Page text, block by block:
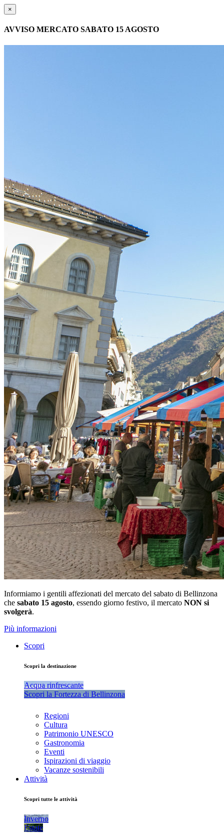
×
AVVISO MERCATO SABATO 15 AGOSTO
Informiamo i gentili affezionati del mercato del sabato di Bellinzona
che sabato 15 agosto, essendo giorno festivo, il mercato NON si
svolgerà.
Più informazioni
Scopri
Scopri la destinazione
Acqua rinfrescante
Scopri la Fortezza di Bellinzona
Regioni
Cultura
Patrimonio UNESCO
Gastronomia
Eventi
Ispirazioni di viaggio
Vacanze sostenibili
Attività
Scopri tutte le attività
Inverno
Estate